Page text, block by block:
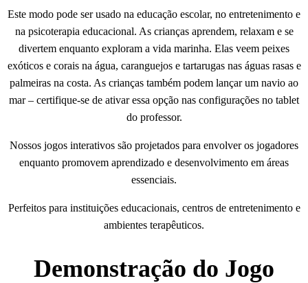
Este modo pode ser usado na educação escolar, no entretenimento e
na psicoterapia educacional. As crianças aprendem, relaxam e se
divertem enquanto exploram a vida marinha. Elas veem peixes
exóticos e corais na água, caranguejos e tartarugas nas águas rasas e
palmeiras na costa. As crianças também podem lançar um navio ao
mar – certifique-se de ativar essa opção nas configurações no tablet
do professor.
Nossos jogos interativos são projetados para envolver os jogadores
enquanto promovem aprendizado e desenvolvimento em áreas
essenciais.
Perfeitos para instituições educacionais, centros de entretenimento e
ambientes terapêuticos.
Demonstração do Jogo